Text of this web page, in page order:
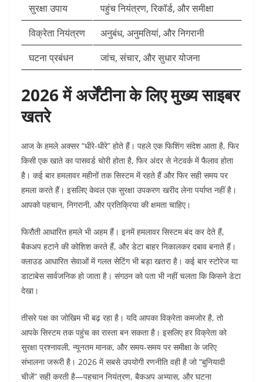
सुरक्षा उपाय
पहुंच नियंत्रण, रिकॉर्ड, और समीक्षा
विक्रेता नियंत्रण
अनुबंध, अनुमतियां, और निगरानी
घटना प्रबंधन
जांच, संचार, और सुधार योजना
2026 में अर्जेंटीना के लिए मुख्य साइबर
खतरे
आज के हमले अक्सर “धीरे-धीरे” होते हैं। पहले एक फिशिंग संदेश आता है, फिर
किसी एक खाते का पासवर्ड चोरी होता है, फिर अंदर से नेटवर्क में फैलाव होता
है। कई बार हमलावर महीनों तक सिस्टम में रहते हैं और फिर सही समय पर
हमला करते हैं। इसलिए केवल एक सुरक्षा उपकरण खरीद लेना पर्याप्त नहीं है।
आपको पहचान, निगरानी, और प्रतिक्रिया की क्षमता चाहिए।
फिरौती आधारित हमले भी अहम हैं। इनमें हमलावर सिस्टम बंद कर देते हैं,
बैकअप हटाने की कोशिश करते हैं, और डेटा बाहर निकालकर दबाव बनाते हैं।
क्लाउड आधारित सेवाओं में गलत सेटिंग भी बड़ा खतरा है। कई बार स्टोरेज या
डाटाबेस सार्वजनिक हो जाता है। संगठन को पता भी नहीं चलता कि किसने डेटा
देखा।
तीसरे पक्ष का जोखिम भी बढ़ रहा है। यदि आपका विक्रेता कमजोर है, तो
आपके सिस्टम तक पहुंच का रास्ता बन सकता है। इसलिए हर विक्रेता को
सुरक्षा प्रश्नावली, न्यूनतम मानक, और समय-समय पर समीक्षा के जरिए
संभालना जरूरी है। 2026 में सबसे उपयोगी रणनीति वही है जो “बुनियादी
चीजें” सही करती है—पहचान नियंत्रण, बैकअप अभ्यास, और घटना